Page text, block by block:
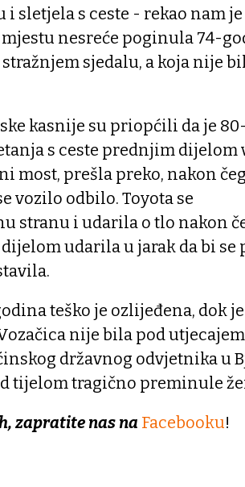
sletjela s ceste - rekao nam
mjestu nesreće poginula 74-
sjedalu, a koja nije
kasnije su priopćili da je 80-
s ceste prednjim dijelom
most, prešla preko, nakon
vozilo odbilo. Toyota se
stranu i udarila o tlo nakon
udarila u jarak da bi se
teško je ozlijeđena, dok
nije bila pod
državnog odvjetnika u
tijelom tragično preminule
zapratite nas na Facebooku!